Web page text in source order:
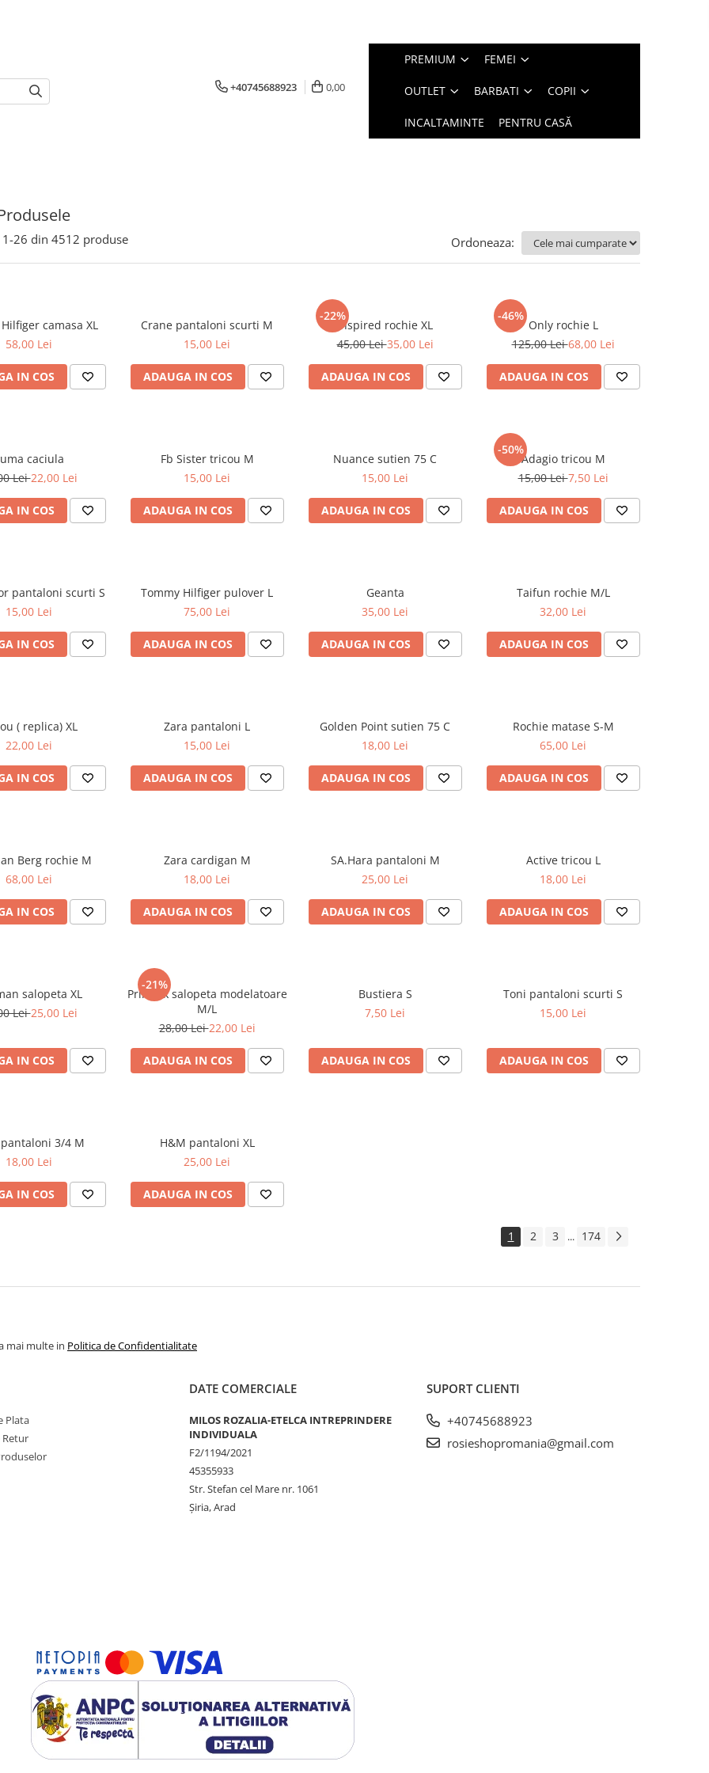
+40745688923 0,00
PREMIUM FEMEI
OUTLET BARBATI COPII
INCALTAMINTE PENTRU CASĂ
1-26 din 4512 produse Ordoneaza:
Tommy Hilfiger camasa XL
58,00 Lei
IN COS
Crane pantaloni scurti M
15,00 Lei
ADAUGA IN COS
-22%
Inspired rochie XL
45,00 Lei35,00 Lei
ADAUGA IN COS
-46%
Only rochie L
125,00 Lei68,00 Lei
ADAUGA IN COS
caciula
Lei22,00 Lei
IN COS
Fb Sister tricou M
15,00 Lei
ADAUGA IN COS
Nuance sutien 75 C
15,00 Lei
ADAUGA IN COS
-50%
Adagio tricou M
15,00 Lei7,50 Lei
ADAUGA IN COS
Tom Tailor pantaloni scurti S
15,00 Lei
IN COS
Tommy Hilfiger pulover L
75,00 Lei
ADAUGA IN COS
Geanta
35,00 Lei
ADAUGA IN COS
Taifun rochie M/L
32,00 Lei
ADAUGA IN COS
Tricou ( replica) XL
22,00 Lei
IN COS
Zara pantaloni L
15,00 Lei
ADAUGA IN COS
Golden Point sutien 75 C
18,00 Lei
ADAUGA IN COS
Rochie matase S-M
65,00 Lei
ADAUGA IN COS
Christian Berg rochie M
68,00 Lei
IN COS
Zara cardigan M
18,00 Lei
ADAUGA IN COS
SA.Hara pantaloni M
25,00 Lei
ADAUGA IN COS
Active tricou L
18,00 Lei
ADAUGA IN COS
Zeeman salopeta XL
Lei25,00 Lei
IN COS
-21%
Primark salopeta modelatoare
M/L
28,00 Lei22,00 Lei
ADAUGA IN COS
Bustiera S
7,50 Lei
ADAUGA IN COS
Toni pantaloni scurti S
15,00 Lei
ADAUGA IN COS
Only pantaloni 3/4 M
18,00 Lei
IN COS
H&M pantaloni XL
25,00 Lei
ADAUGA IN COS
1 2 3 ... 174
mai multe in Politica de Confidentialitate
Plata
Retur
DATE COMERCIALE
MILOS ROZALIA-ETELCA INTREPRINDERE
INDIVIDUALA
F2/1194/2021
45355933
Str. Stefan cel Mare nr. 1061
Șiria, Arad
SUPORT CLIENTI
+40745688923
rosieshopromania@gmail.com